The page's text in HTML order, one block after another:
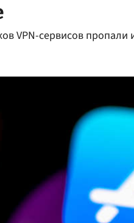
VPN-сервисов пропали